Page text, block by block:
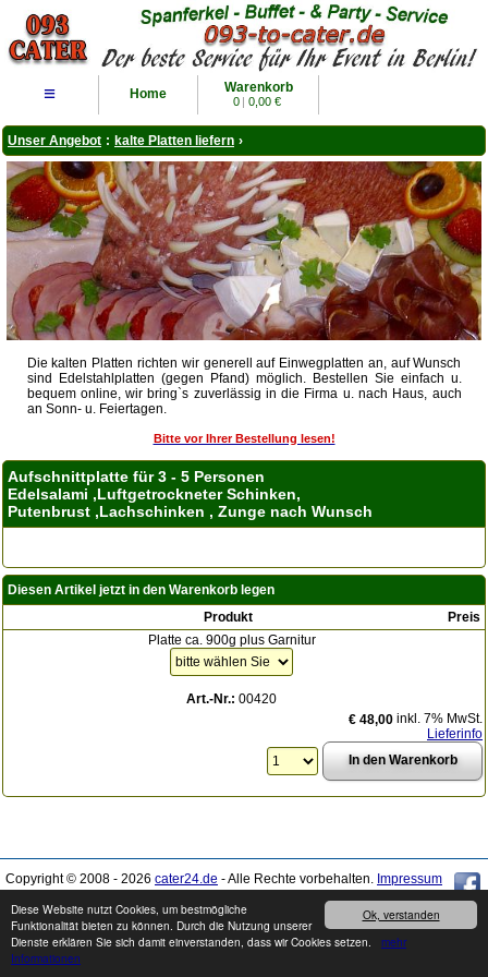
Ok, verstanden
Diese Website nutzt Cookies, um bestmögliche
Funktionalität bieten zu können. Durch die Nutzung unserer
Dienste erklären Sie sich damit einverstanden, dass wir Cookies setzen. mehr
Informationen
≡ Home Warenkorb
0 | 0,00 €
Unser Angebot : kalte Platten liefern ›
Die kalten Platten richten wir generell auf Einwegplatten an, auf Wunsch
sind Edelstahlplatten (gegen Pfand) möglich. Bestellen Sie einfach u.
bequem online, wir bring`s zuverlässig in die Firma u. nach Haus, auch
an Sonn- u. Feiertagen.
Bitte vor Ihrer Bestellung lesen!
Aufschnittplatte für 3 - 5 Personen
Edelsalami ,Luftgetrockneter Schinken,
Putenbrust ,Lachschinken , Zunge nach Wunsch
Diesen Artikel jetzt in den Warenkorb legen
Produkt
Preis
Platte ca. 900g plus Garnitur
Art.-Nr.: 00420
€ 48,00 inkl. 7% MwSt.
Lieferinfo
Copyright © 2008 - 2026 cater24.de - Alle Rechte vorbehalten. Impressum
Produkte können von den Abbildungen abweichen. Druckfehler / Irrtümer sowie
Preis- und Sortimentänderungen vorbehalten.